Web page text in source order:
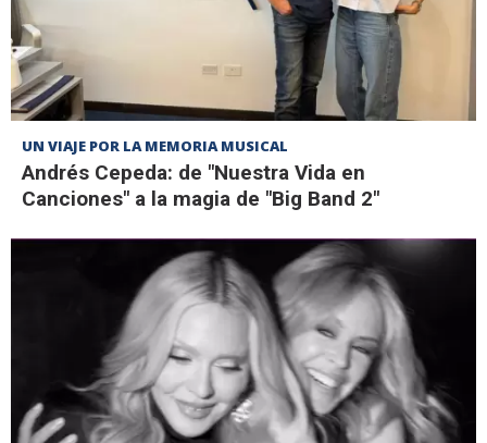
UN VIAJE POR LA MEMORIA MUSICAL
Andrés Cepeda: de "Nuestra Vida en
Canciones" a la magia de "Big Band 2"